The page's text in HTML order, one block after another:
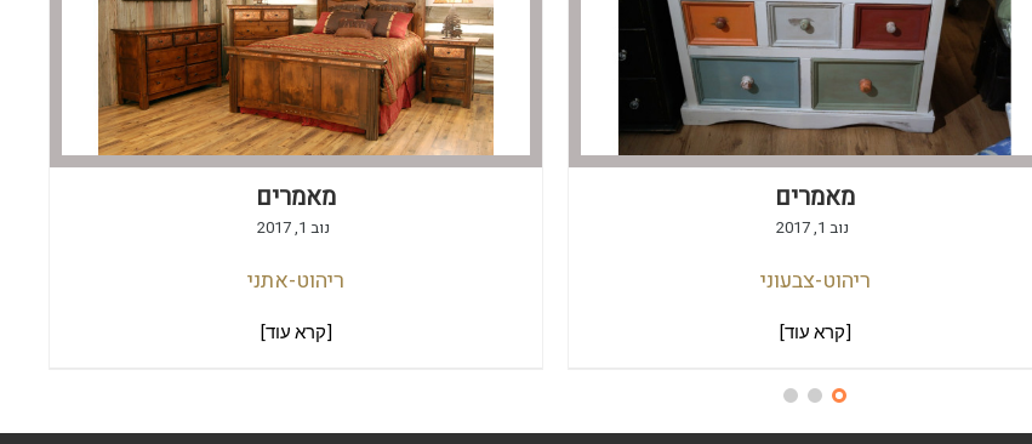
מאמרים
נוב 1, 2017
ריהוט-אתני
[קרא עוד]
מאמרים
נוב 1, 2017
ריהוט-צבעוני
[קרא עוד]